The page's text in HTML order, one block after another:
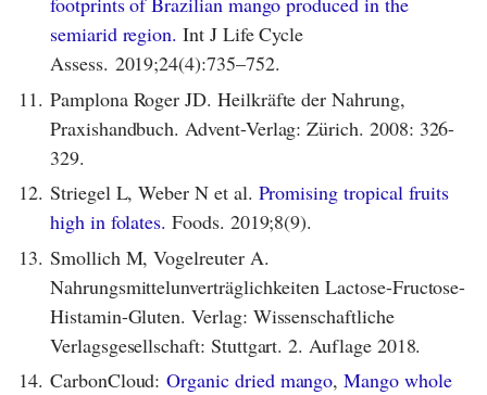
semiarid region. Int J Life Cycle
Assess. 2019;24(4):735–752.
11. Pamplona Roger JD. Heilkräfte der Nahrung,
Praxishandbuch. Advent-Verlag: Zürich. 2008: 326-
329.
12. Striegel L, Weber N et al. Promising tropical fruits
high in folates. Foods. 2019;8(9).
13. Smollich M, Vogelreuter A.
Nahrungsmittelunverträglichkeiten Lactose-Fructose-
Histamin-Gluten. Verlag: Wissenschaftliche
Verlagsgesellschaft: Stuttgart. 2. Auflage 2018.
14. CarbonCloud:Organic dried mango,Mango whole